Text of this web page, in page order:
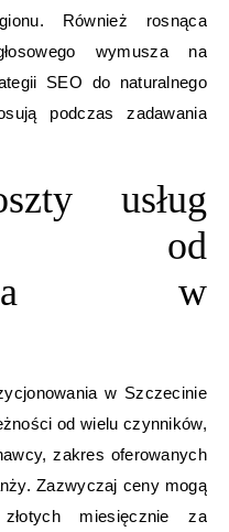
Również rosnąca
wymusza na
SEO do naturalnego
podczas zadawania
usług
od
w
w Szczecinie
od wielu czynników,
zakres oferowanych
Zazwyczaj ceny mogą
miesięcznie za